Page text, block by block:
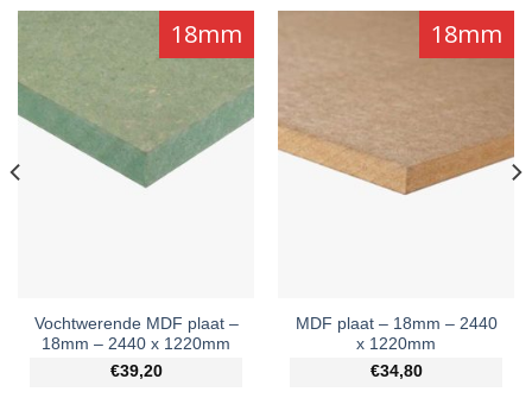
18mm
Vochtwerende MDF plaat –
18mm – 2440 x 1220mm
€39,20
18mm
MDF plaat – 18mm – 2440
x 1220mm
€34,80